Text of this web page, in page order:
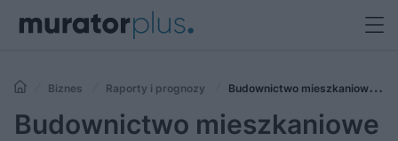
Biznes Raporty i prognozy
Budownictwo mieszkaniowe
2023 – oddano do użytkowania o 3,1% więcej mieszkań
Budownictwo mieszkaniowe